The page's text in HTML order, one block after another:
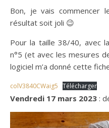
Bon, je vais commencer
résultat soit joli 😉
Pour la taille 38/40, avec
n°5 (et avec les mesures
logiciel m’a donné cette
colV3840CWaig5 Télécharger
Vendredi 17 mars 2023 :